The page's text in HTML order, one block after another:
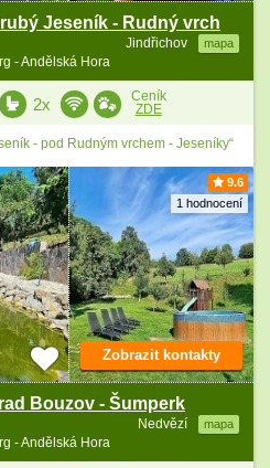
Jeseník - Rudný vrch
Jindřichov mapa
- Andělská Hora
2x
Ceník
ZDE
- pod Rudným vrchem - Jeseníky“
9.6
1 hodnocení
Bouzov - Šumperk
Nedvězí mapa
- Andělská Hora
Zobrazit kontakty